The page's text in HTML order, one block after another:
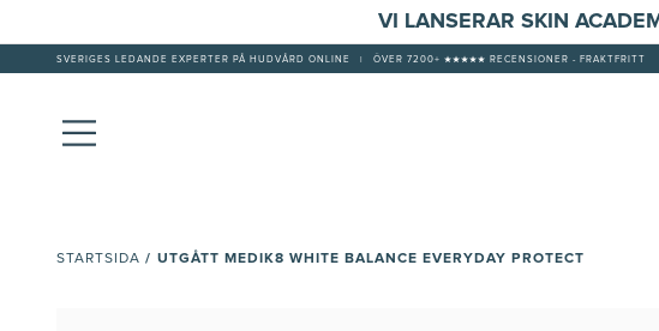
VI LANSERAR SKIN
SVERIGES LEDANDE EXPERTER PÅ HUDVÅRD ONLINE ÖVER 7200+ ★★★★★ RECENSIONER - FRAKTFRITT
STARTSIDA / UTGÅTT MEDIK8 WHITE BALANCE EVERYDAY PROTECT